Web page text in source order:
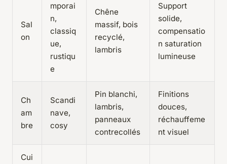
Sal
on
mporai
n,
classiq
ue,
rustiqu
e
Chêne
massif, bois
recyclé,
lambris
Support
solide,
compensatio
n saturation
lumineuse
Ch
am
bre
Scandi
nave,
cosy
Pin blanchi,
lambris,
panneaux
contrecollés
Finitions
douces,
réchauffeme
nt visuel
Cui